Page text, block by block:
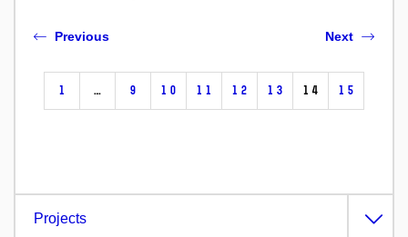
Previous
1 … 9 10 11 12 13 14 15
Next
Projects